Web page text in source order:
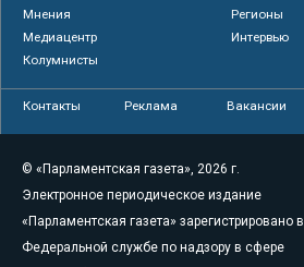
Мнения
Регионы
Медиацентр
Интервью
Колумнисты
Контакты Реклама Вакансии
© «Парламентская газета», 2026 г.
Электронное периодическое издание
«Парламентская газета» зарегистрировано в
Федеральной службе по надзору в сфере